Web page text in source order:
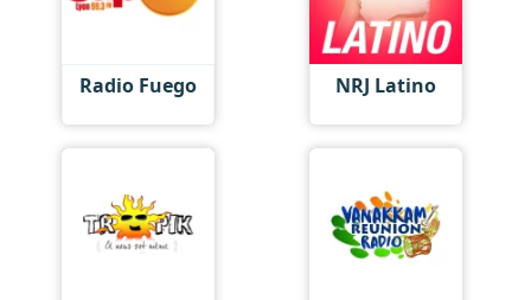
Radio Fuego NRJ Latino